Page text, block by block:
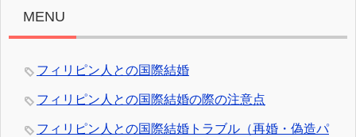
MENU
フィリピン人との国際結婚
フィリピン人との国際結婚の際の注意点
フィリピン人との国際結婚トラブル（再婚・偽造パ